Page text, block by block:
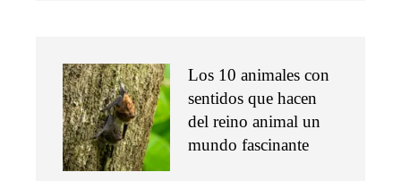
Los 10 animales con
sentidos que hacen
del reino animal un
mundo fascinante